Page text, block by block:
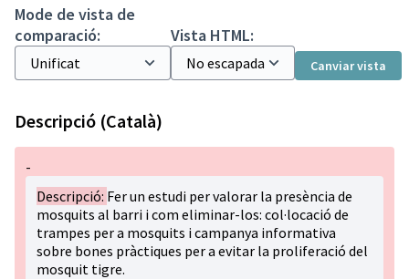
Mode de vista de
comparació:
Vista HTML:
Canviar vista
Descripció (Català)
-
Descripció: Fer un estudi per valorar la presència de
mosquits al barri i com eliminar-los: col·locació de
trampes per a mosquits i campanya informativa
sobre bones pràctiques per a evitar la proliferació del
mosquit tigre.